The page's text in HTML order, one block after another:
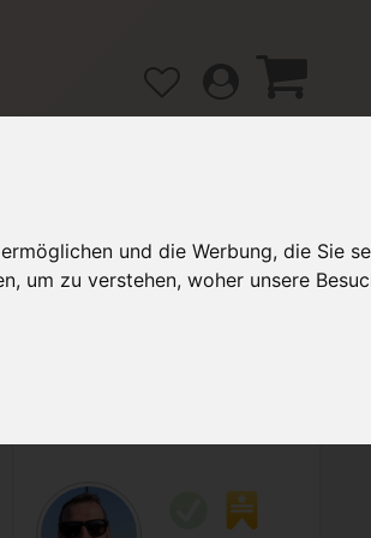
und die Werbung, die Sie
um zu verstehen, woher unsere
Hilfe / FAQ